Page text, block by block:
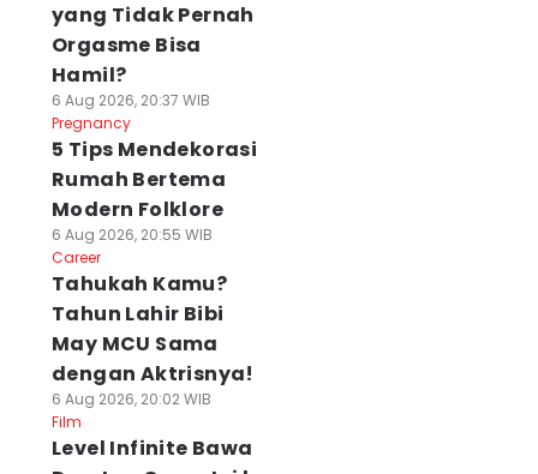
yang Tidak Pernah
Orgasme Bisa
Hamil?
6 Aug 2026, 20:37 WIB
Pregnancy
5 Tips Mendekorasi
Rumah Bertema
Modern Folklore
6 Aug 2026, 20:55 WIB
Career
Tahukah Kamu?
Tahun Lahir Bibi
May MCU Sama
dengan Aktrisnya!
6 Aug 2026, 20:02 WIB
Film
Level Infinite Bawa